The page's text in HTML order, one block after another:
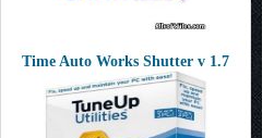
Time Auto Works Shutter v 1.7